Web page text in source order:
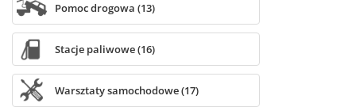
Pomoc drogowa (13)
Stacje paliwowe (16)
Warsztaty samochodowe (17)